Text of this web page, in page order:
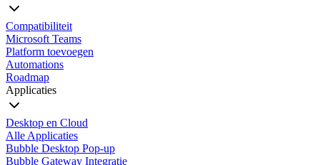
Compatibiliteit
Microsoft Teams
Platform toevoegen
Automations
Roadmap
Applicaties
Desktop en Cloud
Alle Applicaties
Bubble Desktop Pop-up
Bubble Gateway Integratie